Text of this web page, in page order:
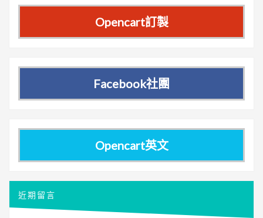
Opencart訂製
Facebook社團
Opencart英文
近期留言